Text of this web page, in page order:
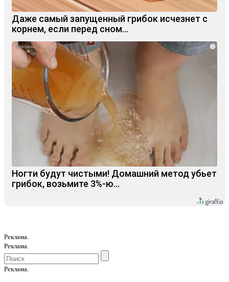
Даже самый запущенный грибок исчезнет с
корнем, если перед сном…
i
Ногти будут чистыми! Домашний метод убьет
грибок, возьмите 3%-ю…
Реклама.
Реклама.
Реклама.